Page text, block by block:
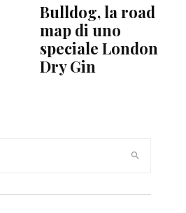
Bulldog, la road
map di uno
speciale London
Dry Gin